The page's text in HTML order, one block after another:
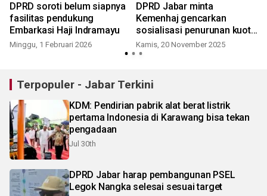
DPRD soroti belum siapnya
fasilitas pendukung
Embarkasi Haji Indramayu
Minggu, 1 Februari 2026
DPRD Jabar minta
Kemenhaj gencarkan
sosialisasi penurunan kuota
haji 2026
Kamis, 20 November 2025
Terpopuler - Jabar Terkini
KDM: Pendirian pabrik alat berat listrik
pertama Indonesia di Karawang bisa tekan
pengadaan
Jul 30th
DPRD Jabar harap pembangunan PSEL
Legok Nangka selesai sesuai target